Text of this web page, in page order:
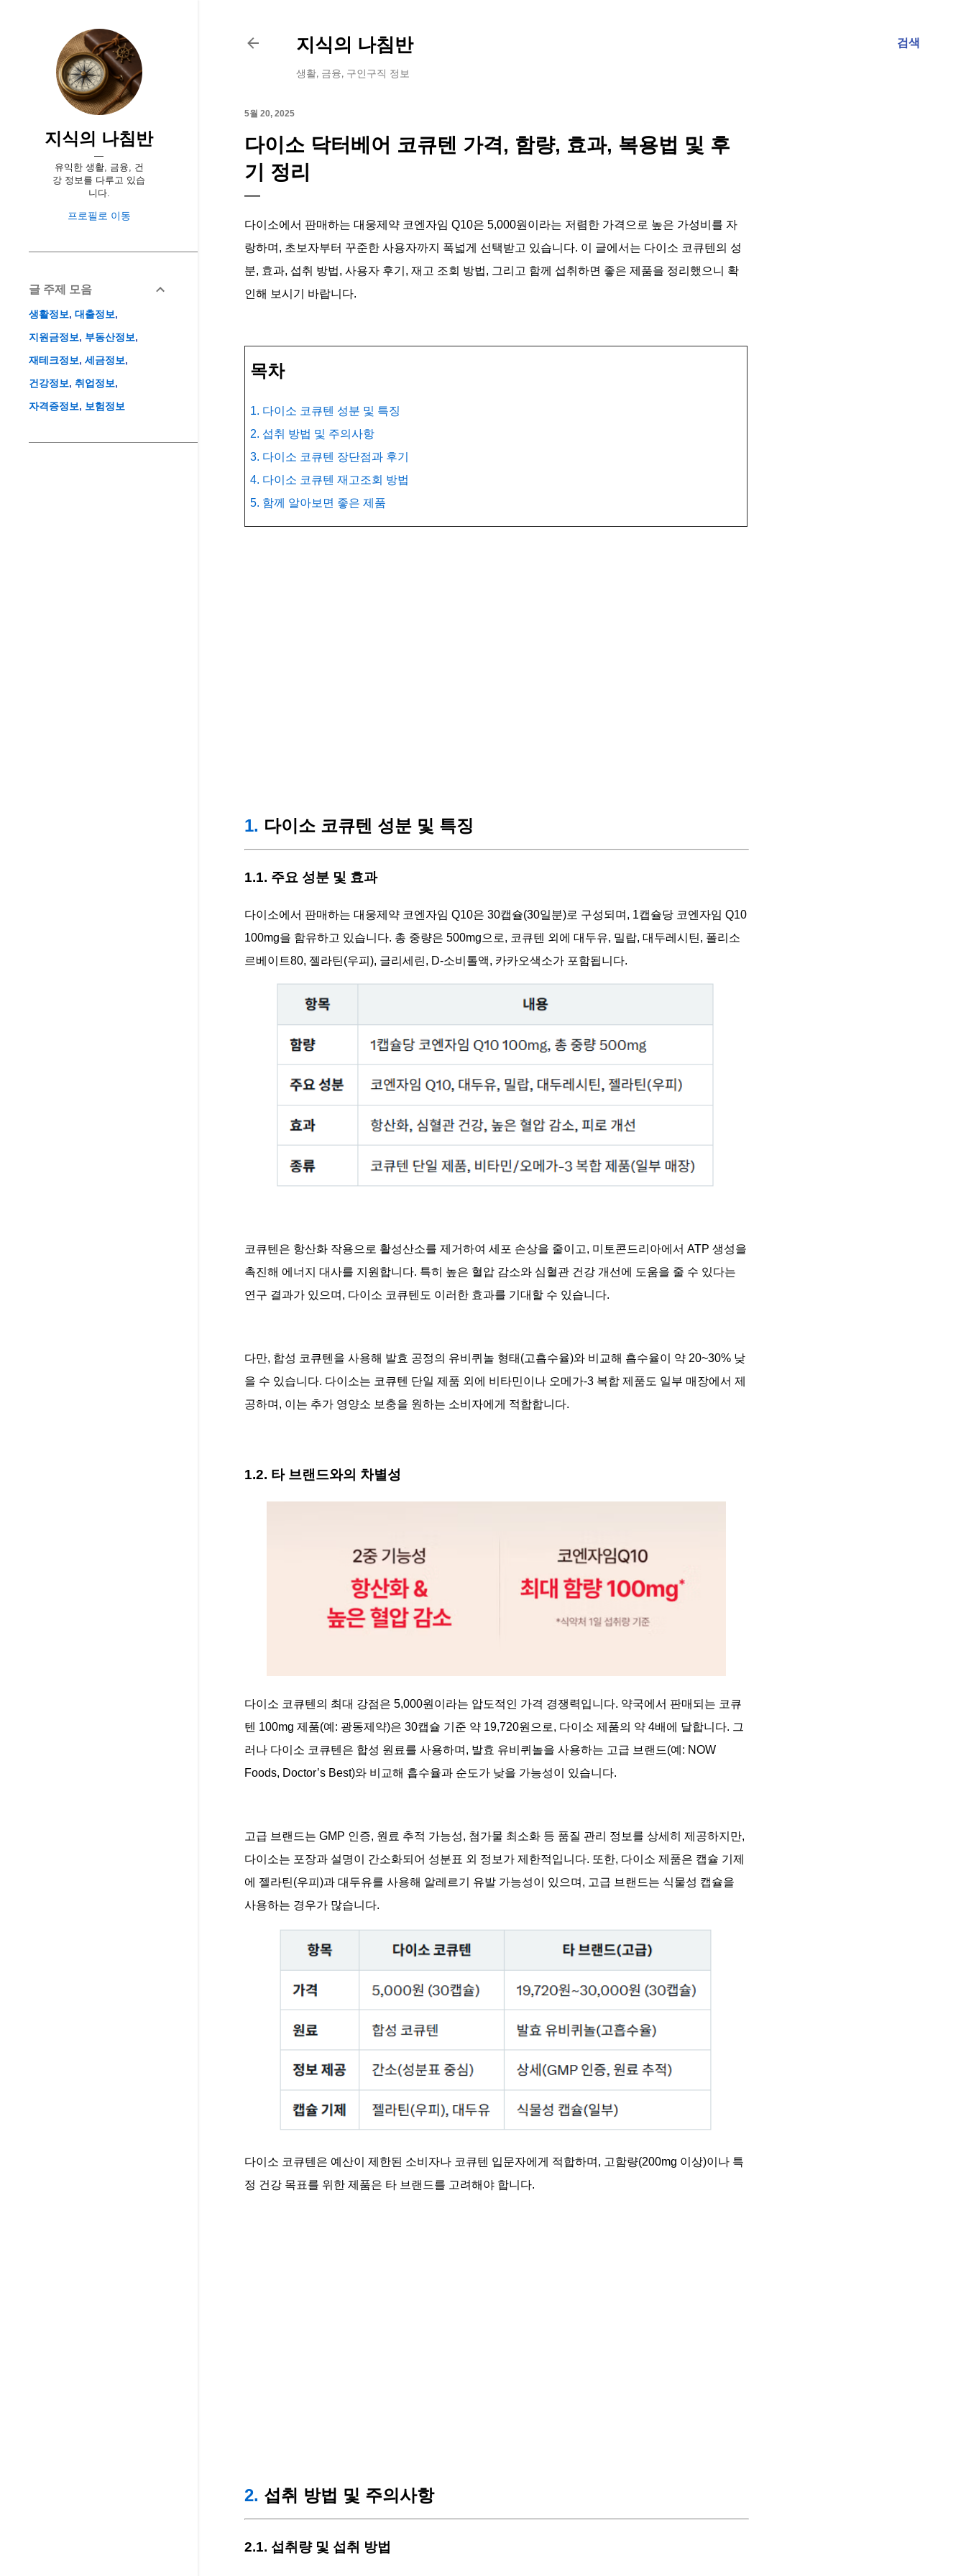
검색
지식의 나침반
생활, 금융, 구인구직 정보
5월 20, 2025
다이소 닥터베어 코큐텐 가격, 함량, 효과, 복용법 및 후
기 정리
다이소에서 판매하는 대웅제약 코엔자임 Q10은 5,000원이라는 저렴한 가격으로 높은 가성비를 자
랑하며, 초보자부터 꾸준한 사용자까지 폭넓게 선택받고 있습니다. 이 글에서는 다이소 코큐텐의 성
분, 효과, 섭취 방법, 사용자 후기, 재고 조회 방법, 그리고 함께 섭취하면 좋은 제품을 정리했으니 확
인해 보시기 바랍니다.
목차
1. 다이소 코큐텐 성분 및 특징
2. 섭취 방법 및 주의사항
3. 다이소 코큐텐 장단점과 후기
4. 다이소 코큐텐 재고조회 방법
5. 함께 알아보면 좋은 제품
1. 다이소 코큐텐 성분 및 특징
1.1. 주요 성분 및 효과
다이소에서 판매하는 대웅제약 코엔자임 Q10은 30캡슐(30일분)로 구성되며, 1캡슐당 코엔자임 Q10
100mg을 함유하고 있습니다. 총 중량은 500mg으로, 코큐텐 외에 대두유, 밀랍, 대두레시틴, 폴리소
르베이트80, 젤라틴(우피), 글리세린, D-소비톨액, 카카오색소가 포함됩니다.
코큐텐은 항산화 작용으로 활성산소를 제거하여 세포 손상을 줄이고, 미토콘드리아에서 ATP 생성을
촉진해 에너지 대사를 지원합니다. 특히 높은 혈압 감소와 심혈관 건강 개선에 도움을 줄 수 있다는
연구 결과가 있으며, 다이소 코큐텐도 이러한 효과를 기대할 수 있습니다.
다만, 합성 코큐텐을 사용해 발효 공정의 유비퀴놀 형태(고흡수율)와 비교해 흡수율이 약 20~30% 낮
을 수 있습니다. 다이소는 코큐텐 단일 제품 외에 비타민이나 오메가-3 복합 제품도 일부 매장에서 제
공하며, 이는 추가 영양소 보충을 원하는 소비자에게 적합합니다.
1.2. 타 브랜드와의 차별성
다이소 코큐텐의 최대 강점은 5,000원이라는 압도적인 가격 경쟁력입니다. 약국에서 판매되는 코큐
텐 100mg 제품(예: 광동제약)은 30캡슐 기준 약 19,720원으로, 다이소 제품의 약 4배에 달합니다. 그
러나 다이소 코큐텐은 합성 원료를 사용하며, 발효 유비퀴놀을 사용하는 고급 브랜드(예: NOW
Foods, Doctor’s Best)와 비교해 흡수율과 순도가 낮을 가능성이 있습니다.
고급 브랜드는 GMP 인증, 원료 추적 가능성, 첨가물 최소화 등 품질 관리 정보를 상세히 제공하지만,
다이소는 포장과 설명이 간소화되어 성분표 외 정보가 제한적입니다. 또한, 다이소 제품은 캡슐 기제
에 젤라틴(우피)과 대두유를 사용해 알레르기 유발 가능성이 있으며, 고급 브랜드는 식물성 캡슐을
사용하는 경우가 많습니다.
다이소 코큐텐은 예산이 제한된 소비자나 코큐텐 입문자에게 적합하며, 고함량(200mg 이상)이나 특
정 건강 목표를 위한 제품은 타 브랜드를 고려해야 합니다.
2. 섭취 방법 및 주의사항
2.1. 섭취량 및 섭취 방법
지식의 나침반
유익한 생활, 금융, 건
강 정보를 다루고 있습
니다.
프로필로 이동
글 주제 모음
생활정보
대출정보
지원금정보
부동산정보
재테크정보
세금정보
건강정보
취업정보
자격증정보
보험정보